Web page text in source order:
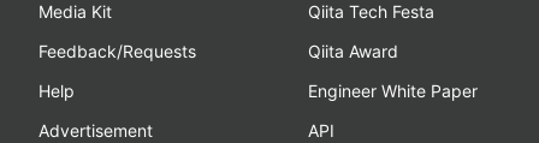
Media Kit
Feedback/Requests
Help
Advertisement
Qiita Tech Festa
Qiita Award
Engineer White Paper
API